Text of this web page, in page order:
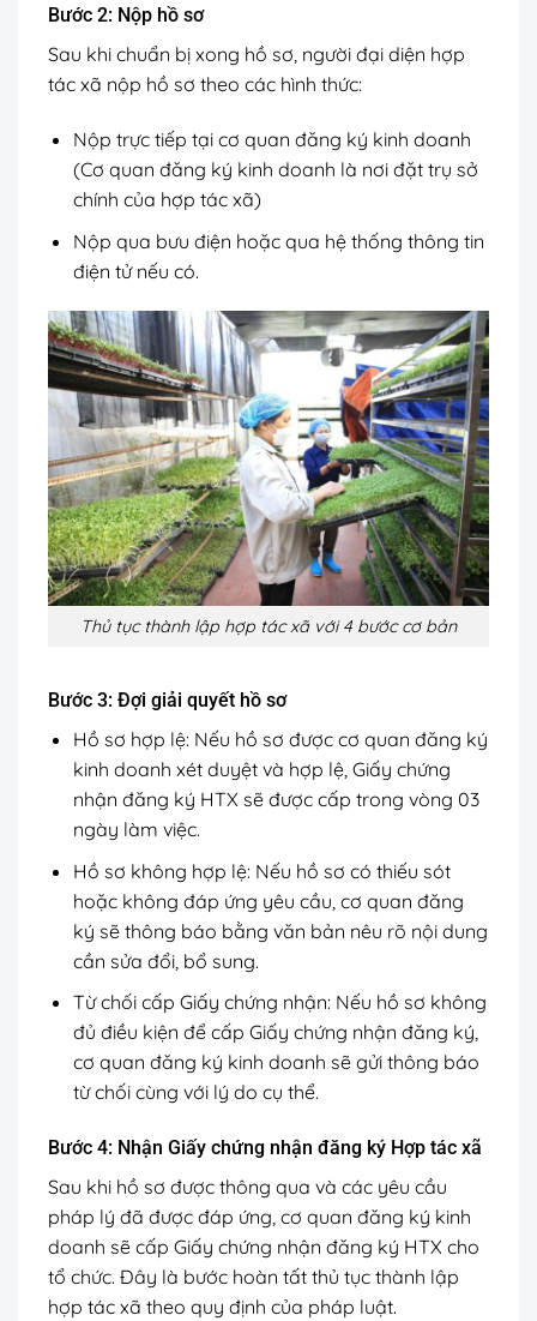
Bước 2: Nộp hồ sơ
Sau khi chuẩn bị xong hồ sơ, người đại diện hợp
tác xã nộp hồ sơ theo các hình thức:
Nộp trực tiếp tại cơ quan đăng ký kinh doanh
(Cơ quan đăng ký kinh doanh là nơi đặt trụ sở
chính của hợp tác xã)
Nộp qua bưu điện hoặc qua hệ thống thông tin
điện tử nếu có.
Thủ tục thành lập hợp tác xã với 4 bước cơ bản
Bước 3: Đợi giải quyết hồ sơ
Hồ sơ hợp lệ: Nếu hồ sơ được cơ quan đăng ký
kinh doanh xét duyệt và hợp lệ, Giấy chứng
nhận đăng ký HTX sẽ được cấp trong vòng 03
ngày làm việc.
Hồ sơ không hợp lệ: Nếu hồ sơ có thiếu sót
hoặc không đáp ứng yêu cầu, cơ quan đăng
ký sẽ thông báo bằng văn bản nêu rõ nội dung
cần sửa đổi, bổ sung.
Từ chối cấp Giấy chứng nhận: Nếu hồ sơ không
đủ điều kiện để cấp Giấy chứng nhận đăng ký,
cơ quan đăng ký kinh doanh sẽ gửi thông báo
từ chối cùng với lý do cụ thể.
Bước 4: Nhận Giấy chứng nhận đăng ký Hợp tác xã
Sau khi hồ sơ được thông qua và các yêu cầu
pháp lý đã được đáp ứng, cơ quan đăng ký kinh
doanh sẽ cấp Giấy chứng nhận đăng ký HTX cho
tổ chức. Đây là bước hoàn tất thủ tục thành lập
hợp tác xã theo quy định của pháp luật.